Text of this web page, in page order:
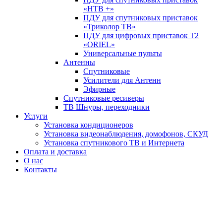
«НТВ +»
ПДУ для спутниковых приставок
«Триколор ТВ»
ПДУ для цифровых приставок Т2
«ORIEL»
Универсальные пульты
Антенны
Спутниковые
Усилители для Антенн
Эфирные
Спутниковые ресиверы
ТВ Шнуры, переходники
Услуги
Установка кондиционеров
Установка видеонаблюдения, домофонов, СКУД
Установка спутникового ТВ и Интернета
Оплата и доставка
О нас
Контакты